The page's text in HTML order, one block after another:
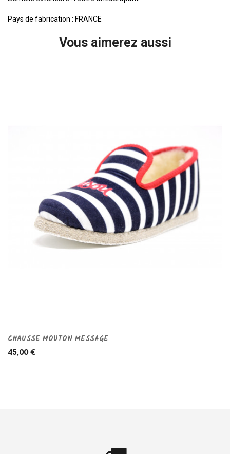
Pays de fabrication : FRANCE
Vous aimerez aussi
CHAUSSE MOUTON MESSAGE
45,00 €